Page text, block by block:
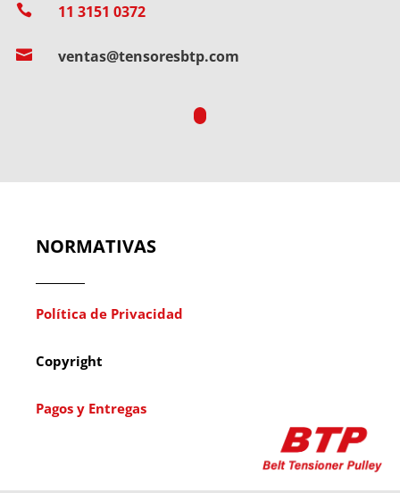
 11 3151 0372
 ventas@tensoresbtp.com
NORMATIVAS
Política de Privacidad
Copyright
Pagos y Entregas